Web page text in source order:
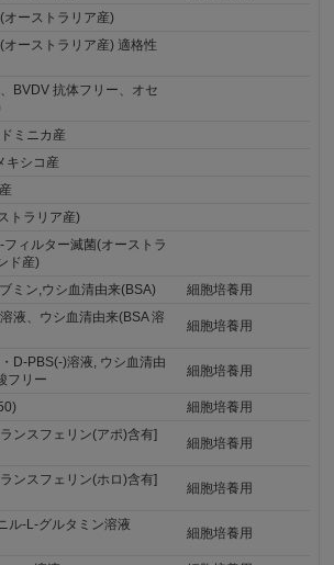
オーストラリア産)
ーストラリア産) 適格性
BVDV 抗体フリー、オセ
ミニカ産
キシコ産
トラリア産)
ィルター滅菌(オーストラ
ド産)
ミン,ウシ血清由来(BSA)
細胞培養用
液、ウシ血清由来(BSA 溶
細胞培養用
D-PBS(-)溶液, ウシ血清由
フリー
細胞培養用
細胞培養用
ンスフェリン(アポ)含有]
細胞培養用
ンスフェリン(ホロ)含有]
細胞培養用
ル-L-グルタミン溶液
細胞培養用